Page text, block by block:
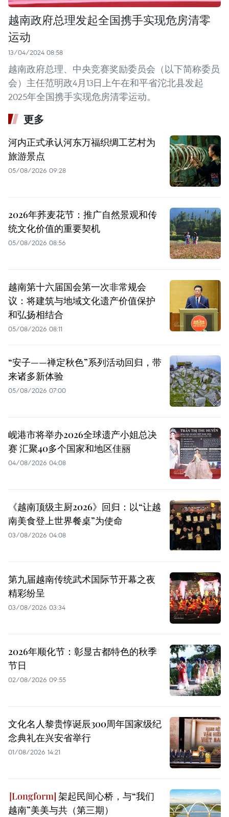
越南政府总理发起全国携手实现危房清零
运动
13/04/2024 08:58
越南政府总理、中央竞赛奖励委员会（以下简称委员
会）主任范明政4月13日上午在和平省沱北县发起
2025年全国携手实现危房清零运动。
更多
河内正式承认河东万福织绸工艺村为
旅游景点
05/08/2026 09:28
2026年荞麦花节：推广自然景观和传
统文化价值的重要契机
05/08/2026 08:56
越南第十六届国会第一次非常规会
议：将建筑与地域文化遗产价值保护
和弘扬相结合
05/08/2026 08:11
“安子——禅定秋色”系列活动回归，带
来诸多新体验
05/08/2026 07:00
岘港市将举办2026全球遗产小姐总决
赛 汇聚40多个国家和地区佳丽
04/08/2026 04:08
《越南顶级主厨2026》回归：以“让越
南美食登上世界餐桌”为使命
03/08/2026 04:08
第九届越南传统武术国际节开幕之夜
精彩纷呈
03/08/2026 03:34
2026年顺化节：彰显古都特色的秋季
节日
02/08/2026 09:55
文化名人黎贵惇诞辰300周年国家级纪
念典礼在兴安省举行
01/08/2026 14:21
架起民间心桥，与“我们
越南”美美与共（第三期）